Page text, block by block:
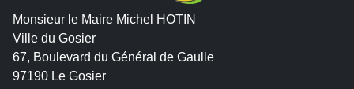
Monsieur le Maire Michel HOTIN
Ville du Gosier
67, Boulevard du Général de Gaulle
97190 Le Gosier